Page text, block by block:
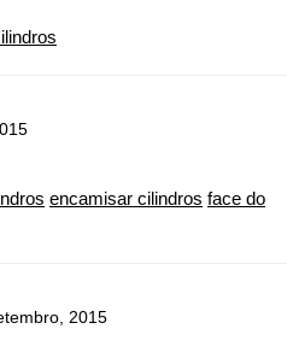
encamisar cilindros face do
2015